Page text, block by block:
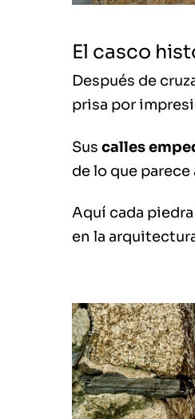
El casco
Después de
prisa por
Sus calles
de lo que
Aquí cada
en la